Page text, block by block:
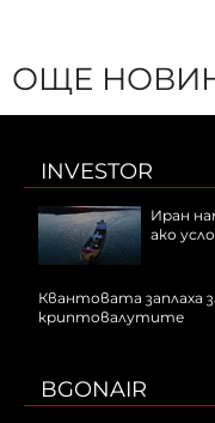
ОЩЕ
INVESTOR
Иран
ако
Квантовата заплаха
криптовалутите
BGONAIR